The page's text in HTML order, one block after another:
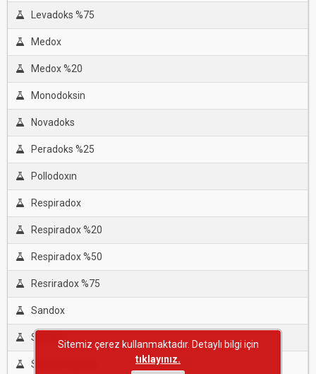
Levadoks %75
Medox
Medox %20
Monodoksin
Novadoks
Peradoks %25
Pollodoxın
Respiradox
Respiradox %20
Respiradox %50
Resriradox %75
Sandox
Simdox
Simdox Lqd 20
Sitemiz çerez kullanmaktadır. Detaylı bilgi için
tıklayınız.